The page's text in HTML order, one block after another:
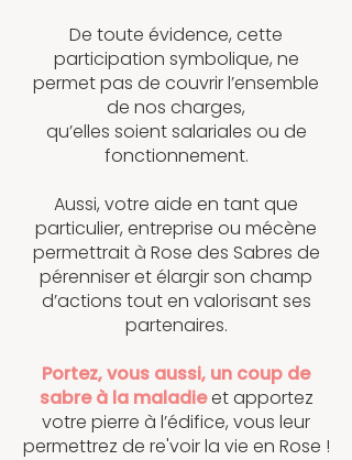
De toute évidence, cette
participation symbolique, ne
permet pas de couvrir l’ensemble
de nos charges,
qu’elles soient salariales ou de
fonctionnement.
Aussi, votre aide en tant que
particulier, entreprise ou mécène
permettrait à Rose des Sabres de
pérenniser et élargir son champ
d’actions tout en valorisant ses
partenaires.
Portez, vous aussi, un coup de
sabre à la maladieet apportez
votre pierre à l’édifice, vous leur
permettrez de re'voir la vie en Rose !